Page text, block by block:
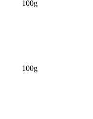
100g
100g